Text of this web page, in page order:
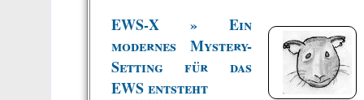
EWS-X » Ein
modernes Mystery-
Setting für das
EWS entsteht